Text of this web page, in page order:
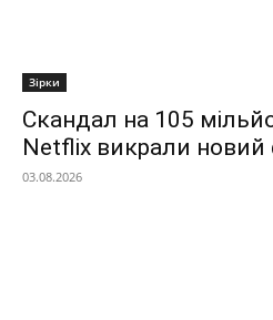
Зірки
Скандал на 105
Netflix викрали новий
03.08.2026